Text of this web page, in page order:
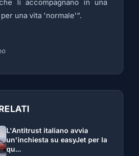
li accompagnano in una
una vita 'normale'”.
L'Antitrust italiano avvia
un'inchiesta su easyJet per la
qu...